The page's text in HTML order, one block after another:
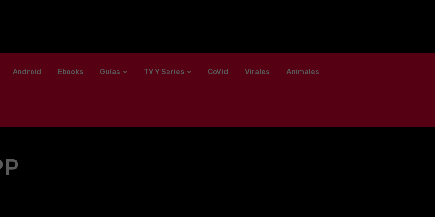
Android Ebooks Guías TV Y Series CoVid Virales Animales